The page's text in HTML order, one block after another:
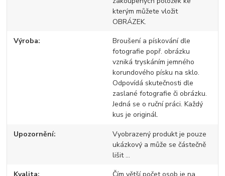
kterým můžete vložit
OBRÁZEK.
Výroba
Broušení a pískování dle
fotografie popř. obrázku
vzniká tryskáním jemného
korundového písku na sklo.
Odpovídá skutečnosti dle
zaslané fotografie či obrázku.
Jedná se o ruční práci. Každý
kus je originál.
Upozornění
Vyobrazený produkt je pouze
ukázkový a může se částečně
lišit ...